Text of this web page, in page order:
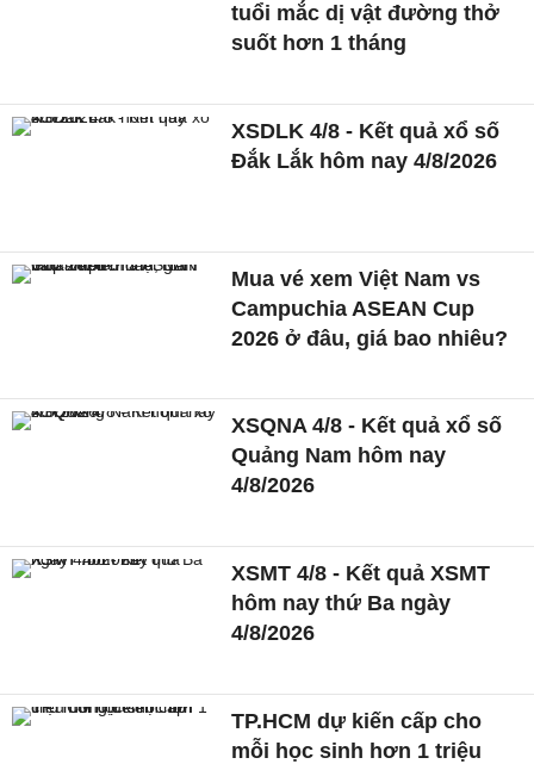
tuổi mắc dị vật đường thở
suốt hơn 1 tháng
XSDLK 4/8 - Kết quả xổ số
Đắk Lắk hôm nay 4/8/2026
Mua vé xem Việt Nam vs
Campuchia ASEAN Cup
2026 ở đâu, giá bao nhiêu?
XSQNA 4/8 - Kết quả xổ số
Quảng Nam hôm nay
4/8/2026
XSMT 4/8 - Kết quả XSMT
hôm nay thứ Ba ngày
4/8/2026
TP.HCM dự kiến cấp cho
mỗi học sinh hơn 1 triệu